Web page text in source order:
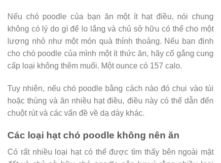
Nếu chó poodle của bạn ăn một ít hạt điều, nói chung
không có lý do gì để lo lắng và chủ sở hữu có thể cho một
lượng nhỏ như một món quà thỉnh thoảng. Nếu bạn định
cho chó poodle của mình một ít thức ăn, hãy cố gắng cung
cấp loại không thêm muối. Một ounce có 157 calo.
Tuy nhiên, nếu chó poodle bằng cách nào đó chui vào túi
hoặc thùng và ăn nhiều hạt điều, điều này có thể dẫn đến
chuột rút và các vấn đề về dạ dày khác.
Các loại hạt chó poodle không nên ăn
Có rất nhiều loại hạt có thể được tìm thấy bên ngoài mặt